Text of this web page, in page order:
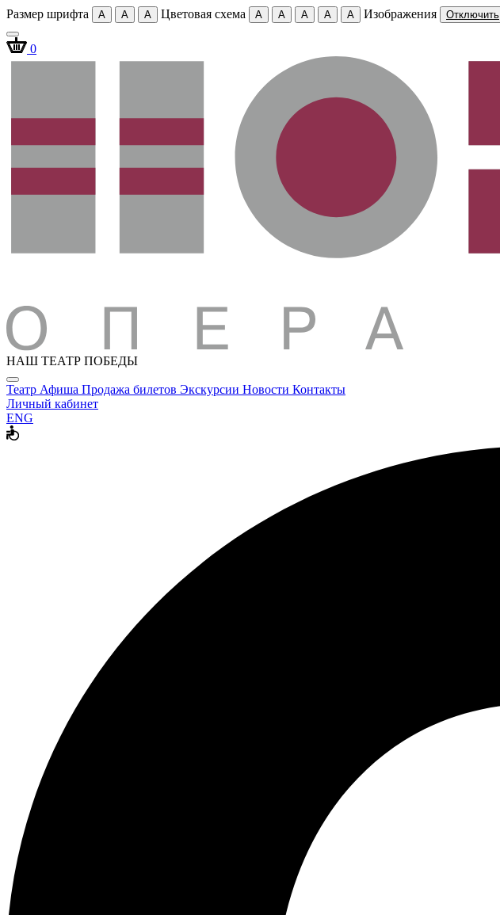
Размер шрифта A A A Цветовая схема A A A A A Изображения Отключить
0
НАШ ТЕАТР ПОБЕДЫ
Театр Афиша Продажа билетов Экскурсии Новости Контакты
Личный кабинет
ENG